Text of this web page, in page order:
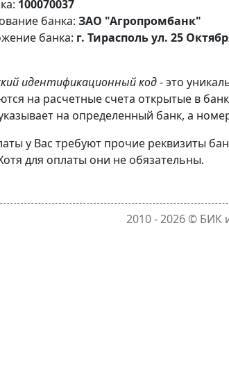
100070037
банка: ЗАО "Агропромбанк"
банка: г. Тирасполь ул. 25
идентификационный код- это
на расчетные счета открытые в
на определенный банк, а
у Вас требуют прочие реквизиты
для оплаты они не обязательны.
2010 - 2026 © БИК